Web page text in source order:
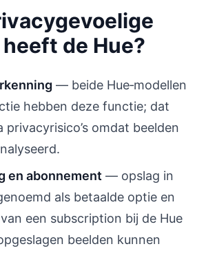
de Hue?
— beide Hue‑modellen
hebben deze functie; dat
omdat beelden
en abonnement — opslag in
als betaalde optie en
een subscription bij de Hue
beelden kunnen